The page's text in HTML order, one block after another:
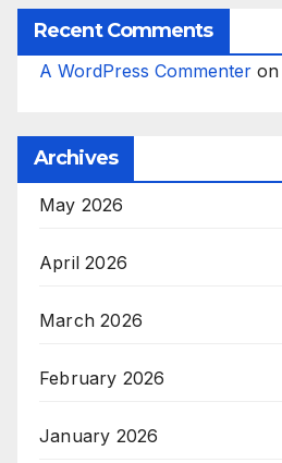
Recent Comments
A WordPress Commenter on
Archives
May 2026
April 2026
March 2026
February 2026
January 2026